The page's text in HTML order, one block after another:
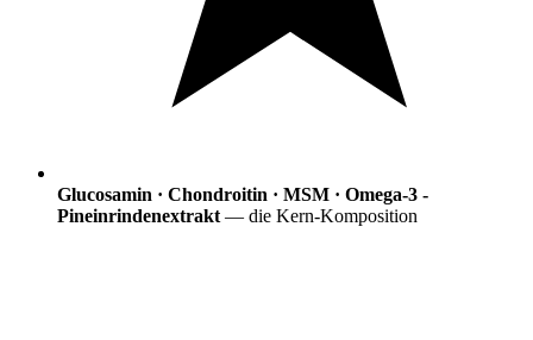
Glucosamin · Chondroitin · MSM · Omega-3 -
Pineinrindenextrakt — die Kern-Komposition